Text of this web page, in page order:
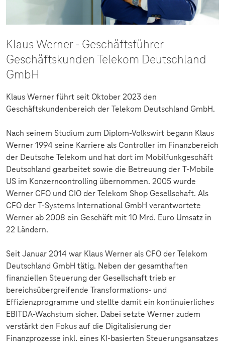
Klaus Werner - Geschäftsführer
Geschäftskunden Telekom Deutschland
GmbH
Klaus Werner führt seit Oktober 2023 den
Geschäftskundenbereich der Telekom Deutschland GmbH.
Nach seinem Studium zum Diplom-Volkswirt begann Klaus
Werner 1994 seine Karriere als Controller im Finanzbereich
der Deutsche Telekom und hat dort im Mobilfunkgeschäft
Deutschland gearbeitet sowie die Betreuung der T-Mobile
US im Konzerncontrolling übernommen. 2005 wurde
Werner CFO und CIO der Telekom Shop Gesellschaft. Als
CFO der T-Systems International GmbH verantwortete
Werner ab 2008 ein Geschäft mit 10 Mrd. Euro Umsatz in
22 Ländern.
Seit Januar 2014 war Klaus Werner als CFO der Telekom
Deutschland GmbH tätig. Neben der gesamthaften
finanziellen Steuerung der Gesellschaft trieb er
bereichsübergreifende Transformations- und
Effizienzprogramme und stellte damit ein kontinuierliches
EBITDA-Wachstum sicher. Dabei setzte Werner zudem
verstärkt den Fokus auf die Digitalisierung der
Finanzprozesse inkl. eines KI-basierten Steuerungsansatzes